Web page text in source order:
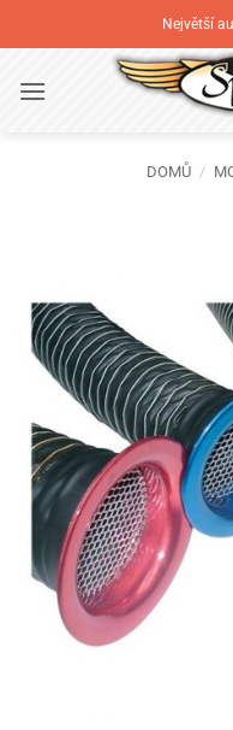
na
Největší
DOMŮ /